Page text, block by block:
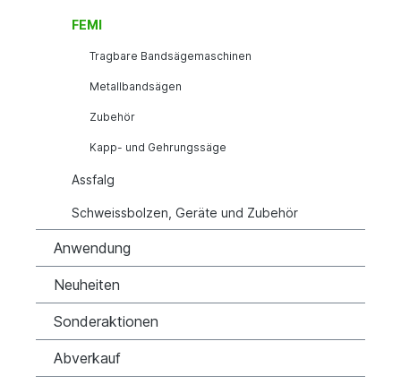
FEMI
Tragbare Bandsägemaschinen
Metallbandsägen
Zubehör
Kapp- und Gehrungssäge
Assfalg
Schweissbolzen, Geräte und Zubehör
Anwendung
Neuheiten
Sonderaktionen
Abverkauf